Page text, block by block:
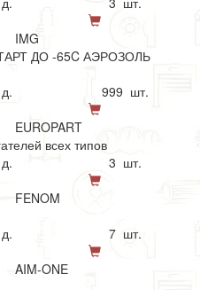
IMG
ДО -65C АЭРОЗОЛЬ
999 шт.
EUROPART
всех типов
3 шт.
FENOM
7 шт.
AIM-ONE